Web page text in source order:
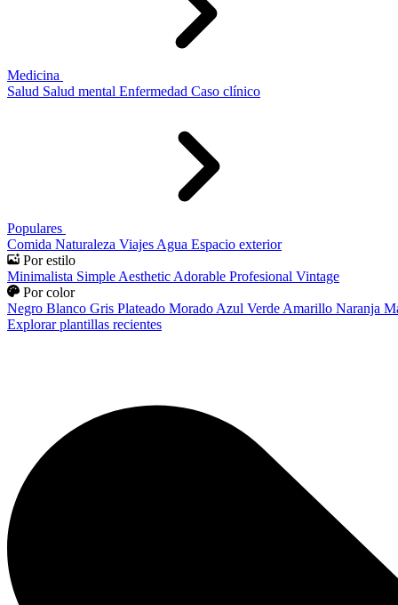
Medicina
Salud Salud mental Enfermedad Caso clínico
Populares
Comida Naturaleza Viajes Agua Espacio exterior
Por estilo
Minimalista Simple Aesthetic Adorable Profesional Vintage
Por color
Negro Blanco Gris Plateado Morado Azul Verde Amarillo Naranja
Explorar plantillas recientes